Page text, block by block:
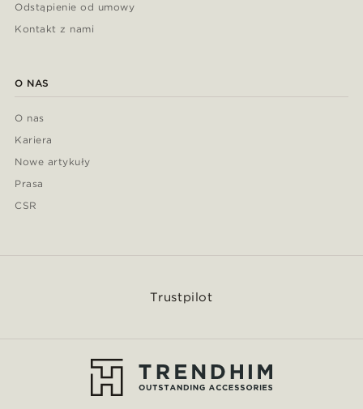
Odstąpienie od umowy
Kontakt z nami
O NAS
O nas
Kariera
Nowe artykuły
Prasa
CSR
Trustpilot